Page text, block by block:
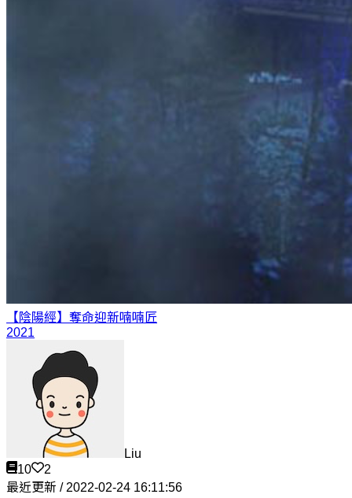
【陰陽經】奪命迎新喃喃匠
2021
Liu
10
2
最近更新 / 2022-02-24 16:11:56